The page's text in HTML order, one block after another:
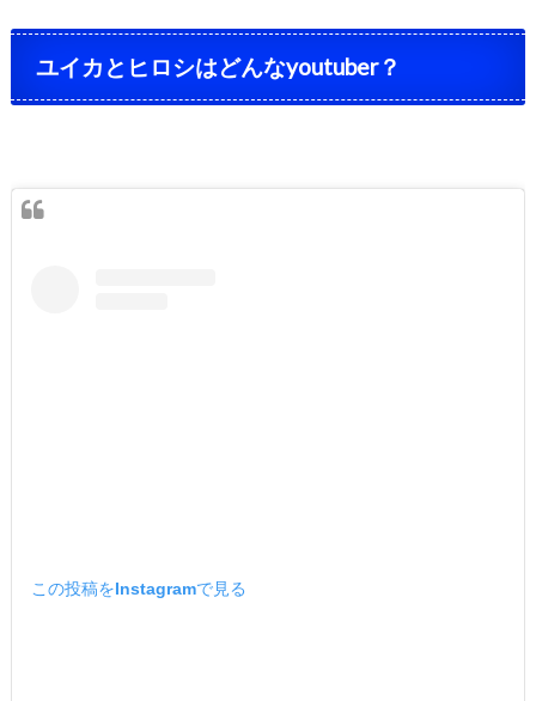
ユイカとヒロシはどんなyoutuber？
この投稿をInstagramで見る